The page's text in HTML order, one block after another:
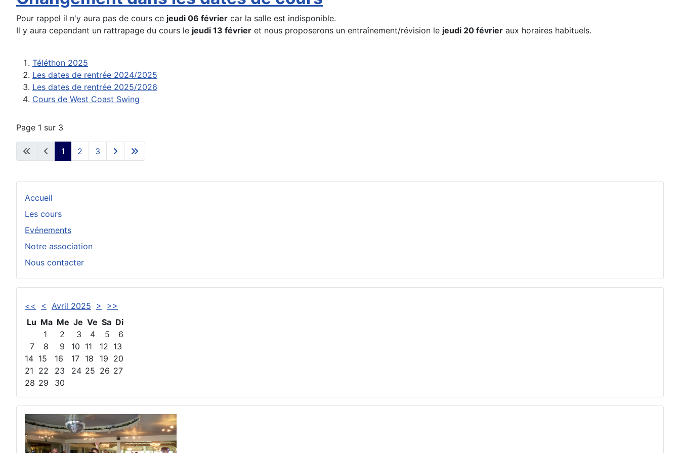
Accueil
Les cours
Evénements
Notre association
Nous contacter
<< < Avril 2025 >
>>
Lu Ma Me Je Ve Sa Di
1
2 3 4 5
6
7
8 9 10 11 12 13
14 15 16 17 18 19 20
21 22 23 24 25 26 27
28 29 30
Pour rappel il n'y aura pas de cours ce jeudi 06 février car la salle est indisponible.
Il y aura cependant un rattrapage du cours le jeudi 13 février et nous proposerons un entraînement/révision le jeudi 20 février aux horaires habituels.
Téléthon 2025
Les dates de rentrée 2024/2025
Les dates de rentrée 2025/2026
Cours de West Coast Swing
Page 1 sur 3
1 2 3